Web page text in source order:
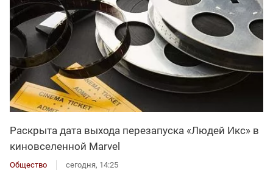
Раскрыта дата выхода перезапуска «Людей Икс» в
киновселенной Marvel
Общество сегодня, 14:25